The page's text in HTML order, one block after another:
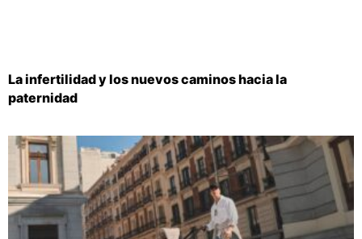
La infertilidad y los nuevos caminos hacia la
paternidad